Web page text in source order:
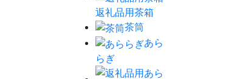
返礼品用茶箱
茶筒
あら
らぎ